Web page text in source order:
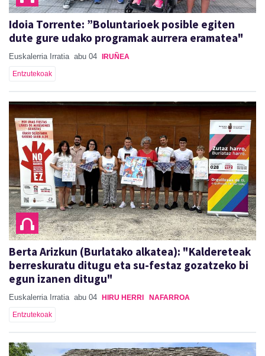
Idoia Torrente: ”Boluntarioek posible egiten
dute gure udako programak aurrera eramatea"
Euskalerria Irratia abu 04 IRUÑEA
Entzutekoak
Berta Arizkun (Burlatako alkatea): "Kaldereteak
berreskuratu ditugu eta su-festaz gozatzeko bi
egun izanen ditugu"
Euskalerria Irratia abu 04 HIRU HERRI NAFARROA
Entzutekoak